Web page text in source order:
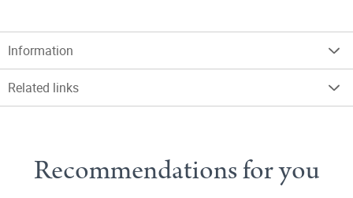
Information
Related links
Recommendations for you